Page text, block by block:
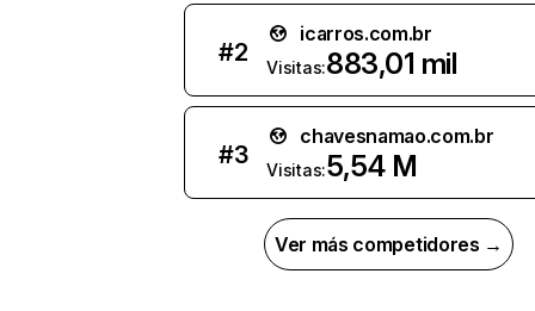
#2
icarros.com.br
Visitas:883,01 mil
#3
chavesnamao.com.br
Visitas:5,54 M
Ver más competidores →